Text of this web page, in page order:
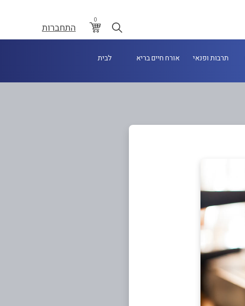
0
התחברות
תרבות ופנאי אורח חיים בריא לבית